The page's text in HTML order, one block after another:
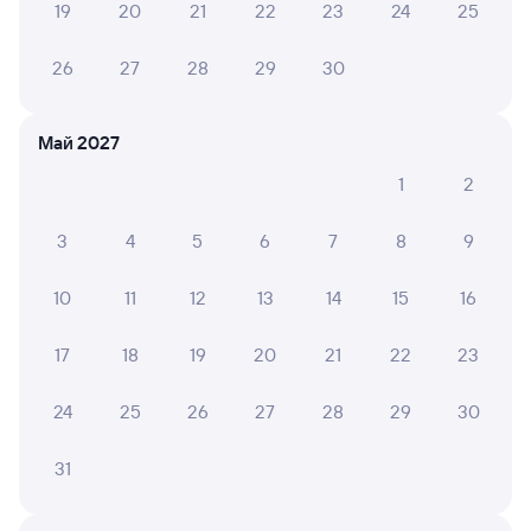
Выбор любимых мест на схемах вагонов
Подробные ответы на вопросы о поездке или
СМС-сопровождение до посадки в поезд
Что нужно, чтобы сесть в поезд?
Как поменять билет на другую дату или
Как вернуть билет?
Что делать, если ошибся при вводе данных
пассажира?
19 20 21 22 23 24 25
26 27 28 29 30
Май 2027
1
2
3 4 5 6 7 8 9
10 11 12 13 14 15 16
17 18 19 20 21 22 23
24 25 26 27 28 29 30
31